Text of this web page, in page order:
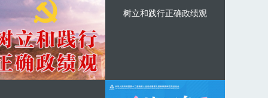
树立和践行正确政绩观